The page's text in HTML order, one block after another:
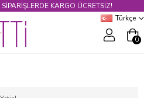
KARGO ÜCRETSİZ!
Türkçe
0